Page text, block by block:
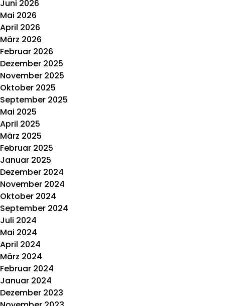
Juni 2026
Mai 2026
April 2026
März 2026
Februar 2026
Dezember 2025
November 2025
Oktober 2025
September 2025
Mai 2025
April 2025
März 2025
Februar 2025
Januar 2025
Dezember 2024
November 2024
Oktober 2024
September 2024
Juli 2024
Mai 2024
April 2024
März 2024
Februar 2024
Januar 2024
Dezember 2023